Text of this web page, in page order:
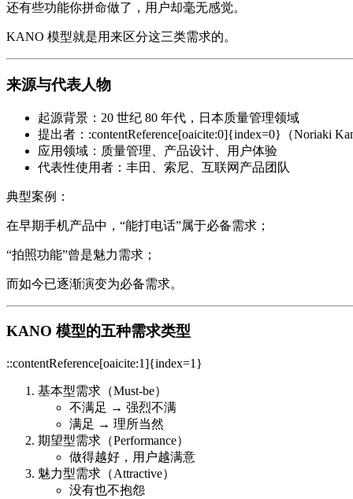
还有些功能你拼命做了，用户却毫无感觉。
KANO 模型就是用来区分这三类需求的。
来源与代表人物
起源背景 ：20 世纪 80 年代，日本质量管理领域
提出者 ：:contentReference[oaicite:0]{index=0}（Noriaki
应用领域 ：质量管理、产品设计、用户体验
代表性使用者 ：丰田、索尼、互联网产品团队
典型案例：
在早期手机产品中，“能打电话”属于必备需求；
“拍照功能”曾是魅力需求；
而如今已逐渐演变为必备需求。
KANO 模型的五种需求类型
::contentReference[oaicite:1]{index=1}
基本型需求（Must-be）
不满足 → 强烈不满
满足 → 理所当然
期望型需求（Performance）
做得越好，用户越满意
魅力型需求（Attractive）
没有也不抱怨